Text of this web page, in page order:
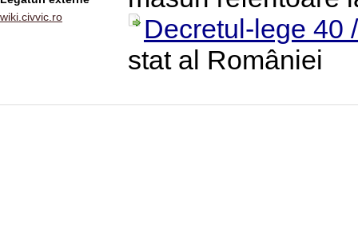
wiki.civvic.ro
Decretul-lege 40
stat al României